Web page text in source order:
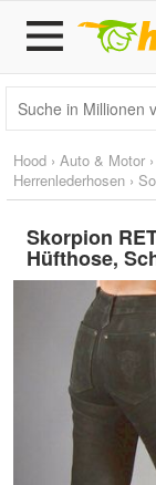
Hood › Auto & Motor ›
Herrenlederhosen ›
Skorpion
Hüfthose,